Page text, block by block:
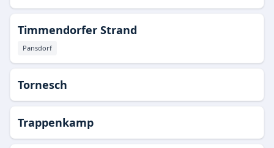
Timmendorfer Strand
Pansdorf
Tornesch
Trappenkamp